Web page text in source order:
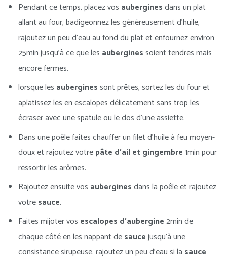
Pendant ce temps, placez vos auberginesdans un plat
allant au four, badigeonnez les généreusement d’huile,
rajoutez un peu d’eau au fond du plat et enfournez environ
25min jusqu’à ce que les auberginessoient tendres mais
encore fermes.
lorsque les auberginessont prêtes, sortez les du four et
aplatissez les en escalopes délicatement sans trop les
écraser avec une spatule ou le dos d’une assiette.
Dans une poêle faites chauffer un filet d’huile à feu moyen-
doux et rajoutez votrepâte d’ail et gingembre1min pour
ressortir les arômes.
Rajoutez ensuite vos auberginesdans la poêle et rajoutez
votresauce.
Faites mijoter vos escalopes d’aubergine2min de
chaque côté en les nappant desaucejusqu’à une
consistance sirupeuse. rajoutez un peu d’eau si la sauce